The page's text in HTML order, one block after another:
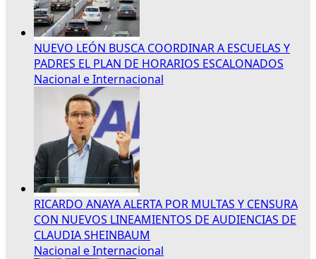
NUEVO LEÓN BUSCA COORDINAR A ESCUELAS Y
PADRES EL PLAN DE HORARIOS ESCALONADOS
Nacional e Internacional
RICARDO ANAYA ALERTA POR MULTAS Y CENSURA
CON NUEVOS LINEAMIENTOS DE AUDIENCIAS DE
CLAUDIA SHEINBAUM
Nacional e Internacional